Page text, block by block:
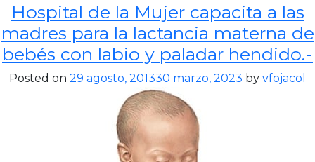
Hospital de la Mujer capacita a las
madres para la lactancia materna de
bebés con labio y paladar hendido.-
Posted on 29 agosto, 201330 marzo, 2023 by vfojacol